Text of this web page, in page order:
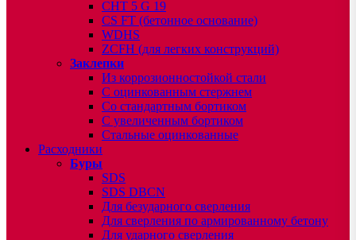
CHT 5 G 19
CS FT (бетонное основание)
WDHS
ZCFH (для легких конструкций)
Заклепки
Из коррозионностойкой стали
С оцинкованным стержнем
Со стандартным бортиком
С увеличенным бортиком
Стальные оцинкованные
Расходники
Буры
SDS
SDS DBCN
Для безударного сверления
Для сверления по армированному бетону
Для ударного сверления